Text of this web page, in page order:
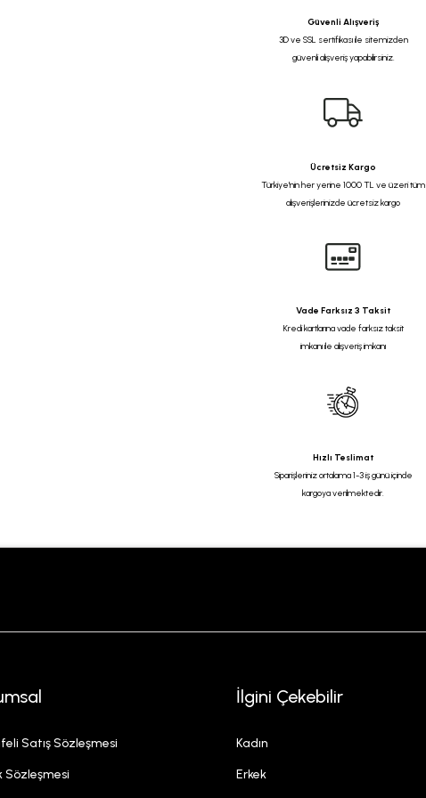
Güvenli Alışveriş
3D ve SSL sertifikası ile sitemizden
güvenli alışveriş yapabilirsiniz.
Ücretsiz Kargo
Türkiye'nin her yerine 1000 TL ve üzeri tüm
alışverişlerinizde ücretsiz kargo
Vade Farksız 3 Taksit
Kredi kartlarına vade farksız taksit
imkanı ile alışveriş imkanı
Hızlı Teslimat
Siparişleriniz ortalama 1-3 iş günü içinde
kargoya verilmektedir.
Satış Sözleşmesi
Sözleşmesi
İlgini Çekebilir
Kadın
Erkek